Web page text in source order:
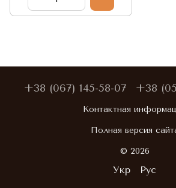
+38 (067) 145-58-07 +38
Контактная
Полная версия
© 2026
Укр Рус